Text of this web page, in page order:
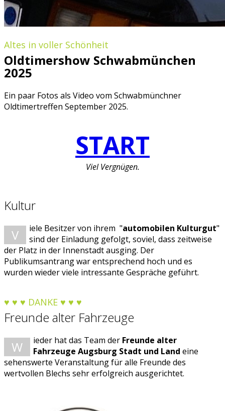
Altes in voller Schönheit
Oldtimershow Schwabmünchen
2025
Ein paar Fotos als Video vom Schwabmünchner
Oldtimertreffen September 2025.
START
Viel Vergnügen.
Kultur
V
iele Besitzer von ihrem "automobilen Kulturgut"
sind der Einladung gefolgt, soviel, dass zeitweise
der Platz in der Innenstadt ausging. Der
Publikumsantrang war entsprechend hoch und es
wurden wieder viele intressante Gespräche geführt.
♥ ♥ ♥ DANKE ♥ ♥ ♥
Freunde alter Fahrzeuge
W
ieder hat das Team der Freunde alter
Fahrzeuge Augsburg Stadt und Land eine
sehenswerte Veranstaltung für alle Freunde des
wertvollen Blechs sehr erfolgreich ausgerichtet.